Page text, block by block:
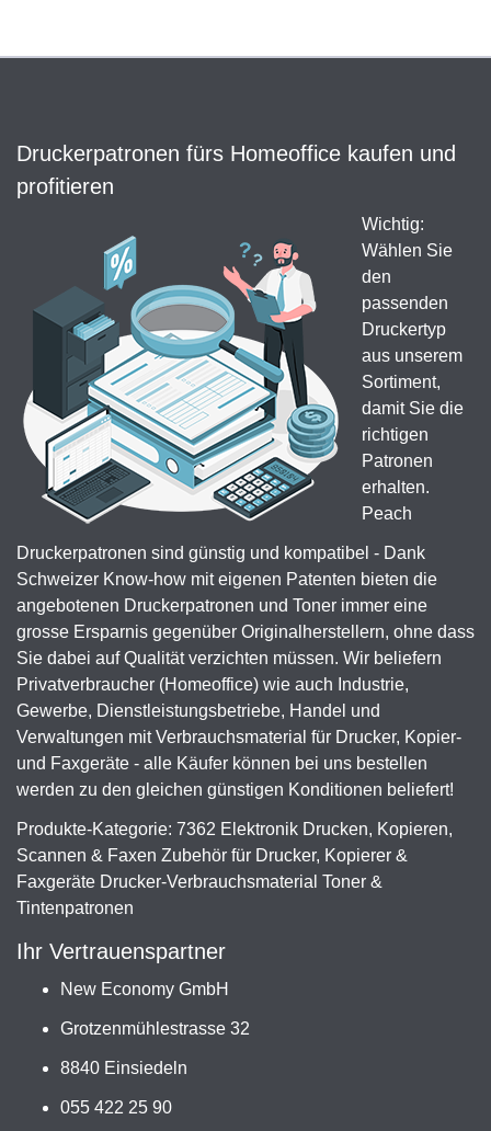
Druckerpatronen fürs Homeoffice kaufen und
profitieren
Wichtig:
Wählen Sie
den
passenden
Druckertyp
aus unserem
Sortiment,
damit Sie die
richtigen
Patronen
erhalten.
Peach
Druckerpatronen sind günstig und kompatibel - Dank
Schweizer Know-how mit eigenen Patenten bieten die
angebotenen Druckerpatronen und Toner immer eine
grosse Ersparnis gegenüber Originalherstellern, ohne dass
Sie dabei auf Qualität verzichten müssen. Wir beliefern
Privatverbraucher (Homeoffice) wie auch Industrie,
Gewerbe, Dienstleistungsbetriebe, Handel und
Verwaltungen mit Verbrauchsmaterial für Drucker, Kopier-
und Faxgeräte - alle Käufer können bei uns bestellen
werden zu den gleichen günstigen Konditionen beliefert!
Produkte-Kategorie: 7362 Elektronik Drucken, Kopieren,
Scannen & Faxen Zubehör für Drucker, Kopierer &
Faxgeräte Drucker-Verbrauchsmaterial Toner &
Tintenpatronen
Ihr Vertrauenspartner
New Economy GmbH
Grotzenmühlestrasse 32
8840 Einsiedeln
055 422 25 90